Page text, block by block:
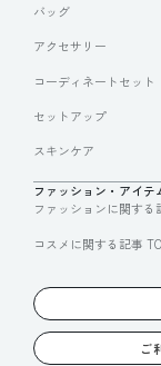
バッグ
アクセサリー
コーディネートセット
セットアップ
スキンケア
ファッション・アイテ
ファッションに関する
コスメに関する記事
ご